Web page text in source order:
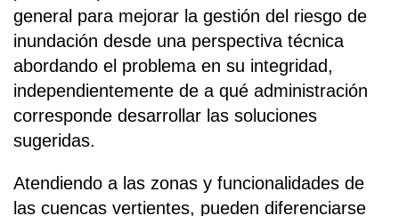
general para mejorar la gestión del riesgo de
inundación desde una perspectiva técnica
abordando el problema en su integridad,
independientemente de a qué administración
corresponde desarrollar las soluciones
sugeridas.
Atendiendo a las zonas y funcionalidades de
las cuencas vertientes, pueden diferenciarse